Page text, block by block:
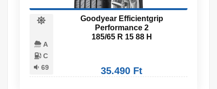
A
C
69
Goodyear Efficientgrip
Performance 2
185/65 R 15 88 H
35.490 Ft